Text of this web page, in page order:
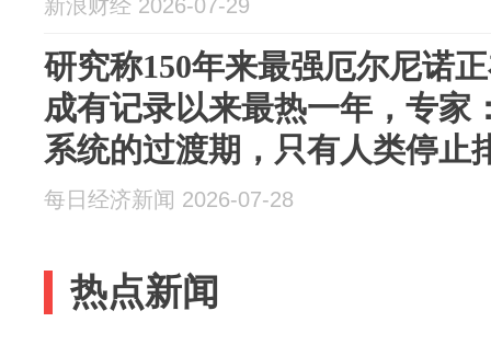
新浪财经 2026-07-29
研究称150年来最强厄尔尼诺
成有记录以来最热一年，专家
系统的过渡期，只有人类停止
最终稳定”
每日经济新闻 2026-07-28
热点新闻